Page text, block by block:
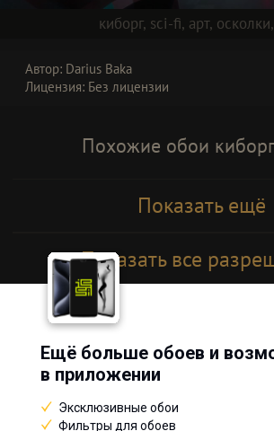
киборг, sci-fi, арт, осколки,
Автор: Darius Baka
Лицензия: Без лицензии
Похожие обои
Показать ещё
Показать все
© 2013–2026, WallpapersCraft
Пожаловаться
Ещё больше обоев и
в приложении
Эксклюзивные обои
Фильтры для обоев